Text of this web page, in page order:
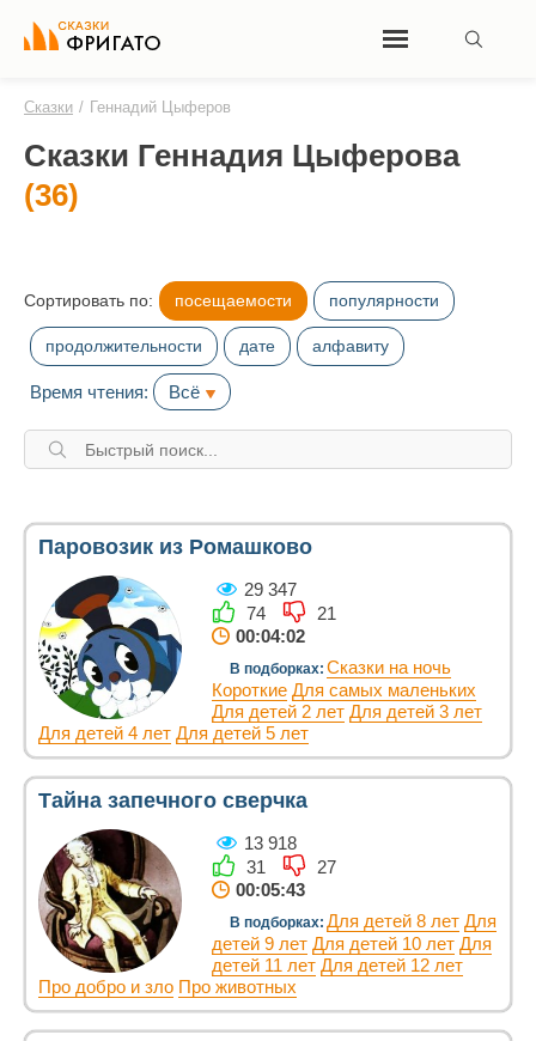
Сказки / Геннадий Цыферов
Сказки Геннадия Цыферова
(36)
Сортировать по: посещаемости популярности
продолжительности дате алфавиту
Время чтения: Всё
Паровозик из Ромашково
29 347
74
21
00:04:02
В подборках: Сказки на ночь
Короткие Для самых маленьких
Для детей 2 лет Для детей 3 лет
Для детей 4 лет Для детей 5 лет
Тайна запечного сверчка
13 918
31
27
00:05:43
В подборках: Для детей 8 лет Для
детей 9 лет Для детей 10 лет Для
детей 11 лет Для детей 12 лет
Про добро и зло Про животных